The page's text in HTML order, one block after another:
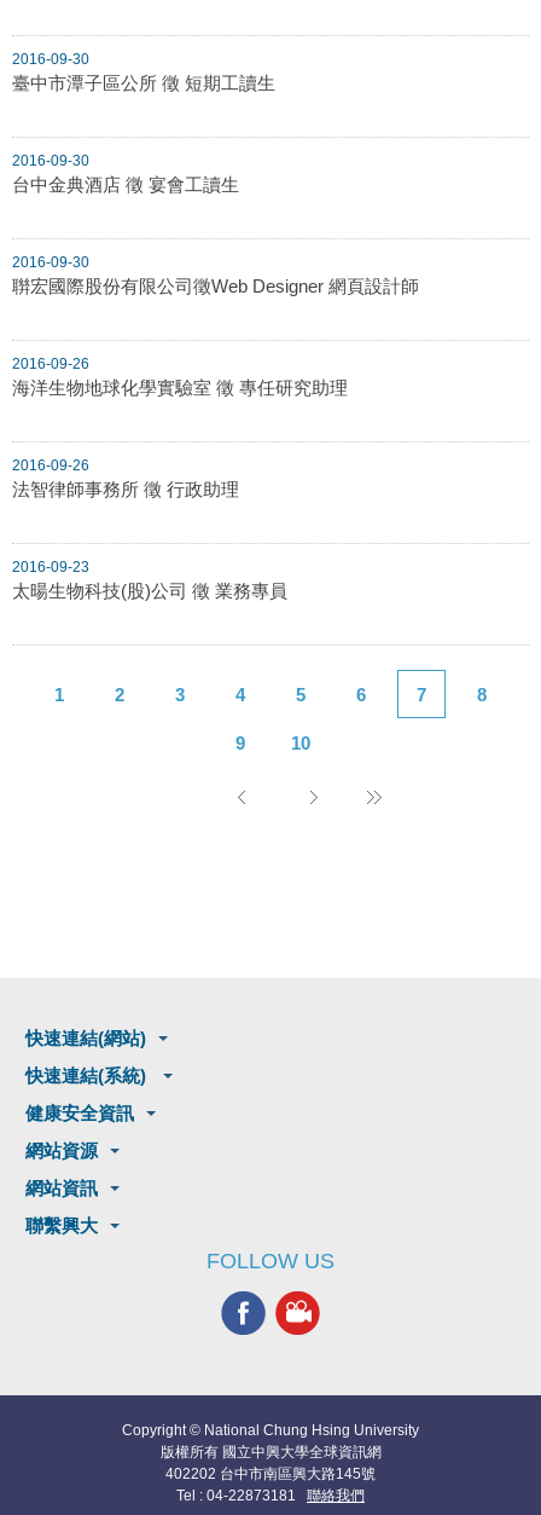
2016-09-30
臺中市潭子區公所 徵 短期工讀生
2016-09-30
台中金典酒店 徵 宴會工讀生
2016-09-30
聨宏國際股份有限公司徵Web Designer 網頁設計師
2016-09-26
海洋生物地球化學實驗室 徵 專任研究助理
2016-09-26
法智律師事務所 徵 行政助理
2016-09-23
太暘生物科技(股)公司 徵 業務專員
1 2 3 4 5 6 7 8
9 10
快速連結(網站)
快速連結(系統)
健康安全資訊
網站資源
網站資訊
聯繫興大
FOLLOW US
Copyright © National Chung Hsing University
版權所有 國立中興大學全球資訊網
402202 台中市南區興大路145號
Tel : 04-22873181 聯絡我們